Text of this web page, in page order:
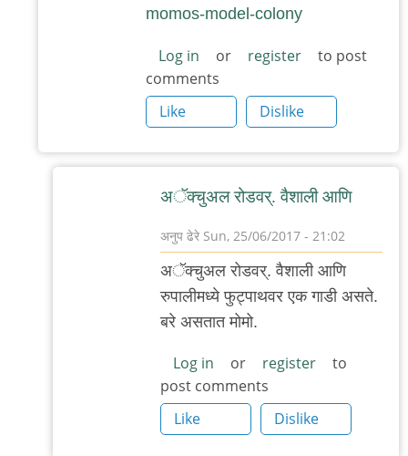
ढेरे
momos-model-colony
Log in or register
to post
comments
Like
Dislike
अॅक्चुअल रोड‌व‌र्. वैशाली आणि
अनुप ढेरे Sun, 25/06/2017 - 21:02
In
reply
to
कुठे?
(म‌ला
जाय‌चं
by
अॅक्चुअल रोड‌व‌र्. वैशाली आणि
रुपालीम‌ध्ये फुट्पाथ‌व‌र एक गाडी अस‌ते.
ब‌रे अस‌तात मोमो.
Log in or register
to
post comments
Like
Dislike